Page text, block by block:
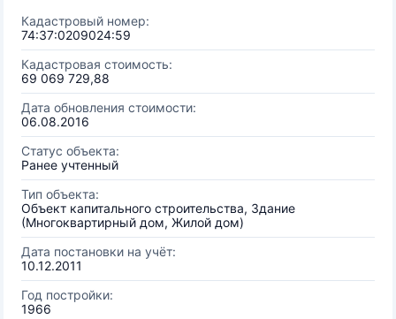
Кадастровый номер:
74:37:0209024:59
Кадастровая стоимость:
69 069 729,88
Дата обновления стоимости:
06.08.2016
Статус объекта:
Ранее учтенный
Тип объекта:
Объект капитального строительства, Здание
(Многоквартирный дом, Жилой дом)
Дата постановки на учёт:
10.12.2011
Год постройки:
1966